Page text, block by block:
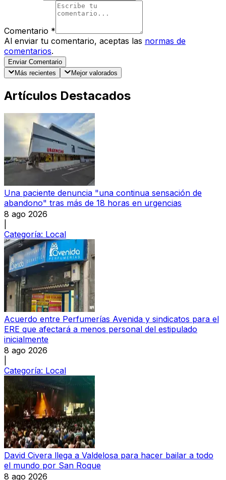
Comentario *
Al enviar tu comentario, aceptas las normas de
comentarios.
Enviar Comentario
Más recientes
Mejor valorados
Artículos Destacados
Una paciente denuncia "una continua sensación de
abandono" tras más de 18 horas en urgencias
8 ago 2026
Categoría: Local
Acuerdo entre Perfumerías Avenida y sindicatos para el
ERE que afectará a menos personal del estipulado
inicialmente
8 ago 2026
Categoría: Local
David Civera llega a Valdelosa para hacer bailar a todo
el mundo por San Roque
8 ago 2026